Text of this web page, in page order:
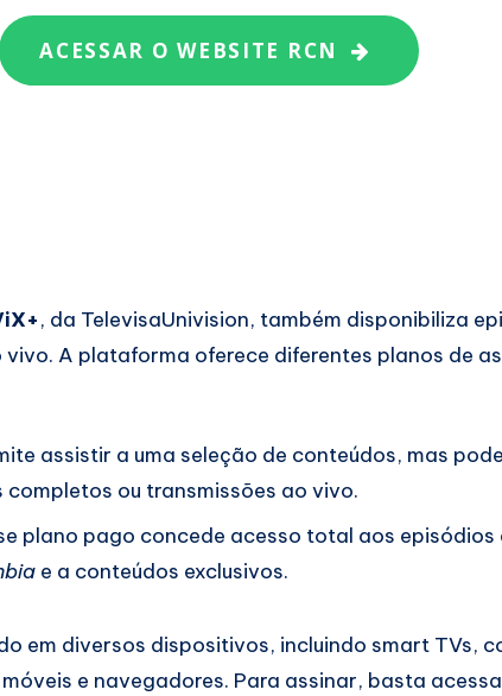
ACESSAR O WEBSITE RCN
, da TelevisaUnivision, também disponibiliza
A plataforma oferece diferentes planos de
assistir a uma seleção de conteúdos, mas
ou transmissões ao vivo.
plano pago concede acesso total aos episódios
e a conteúdos exclusivos.
em diversos dispositivos, incluindo smart TVs,
e navegadores. Para assinar, basta